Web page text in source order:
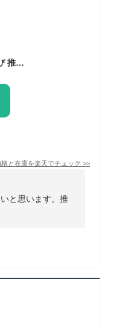
アクスタポーチ チャーム付き 推しカラー ポーチ 持ち運び 推し活グッズ 推し活 名入れ 名入 キーホルダー アクスタ 名前入り プレゼント 推し おしゃれ 推しカラー 名入れグッズB
格と在庫を楽天でチェック >>
と思います。推